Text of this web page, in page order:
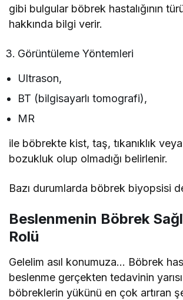
gibi bulgular böbrek hastalığının
hakkında bilgi verir.
Görüntüleme Yöntemleri
Ultrason,
BT (bilgisayarlı tomografi),
MR
ile böbrekte kist, taş, tıkanıklık
bozukluk olup olmadığı belirlenir.
Bazı durumlarda böbrek biyopsisi
Beslenmenin Böbrek
Rolü
Gelelim asıl konumuza… Böbrek
beslenme gerçekten tedavinin yarısı
böbreklerin yükünü en çok artıran